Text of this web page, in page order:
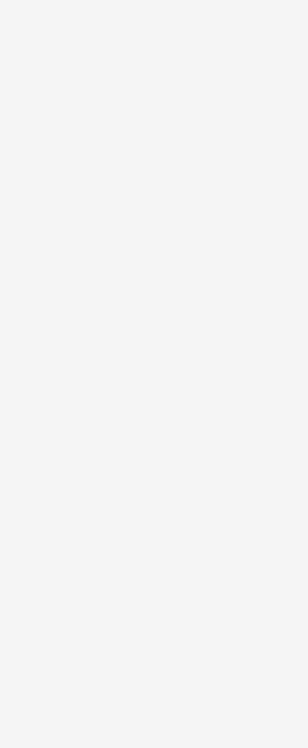
- Đối với khay rửa vật dụng nhà bếp: Dùng xếp các
tạo không quá phức tạp, song việc vệ sinh máy rửa bát
ở bên trong của máy rửa bát bosch khá đơn giản, chỉ gồm hai
, đầu tiên người sử dụng cần đổ bỏ chỗ rác này, sau
dòng sản phẩm cao cấp nhất trên thị trường hiện nay, giúp
– Rà soát lại toàn
, lượng
cao cấp sẽ tiết kiệm được 1/3 lượng
săn hoa ấy. Người ta bảo Hà Giang 4 mùa đều đẹp, và